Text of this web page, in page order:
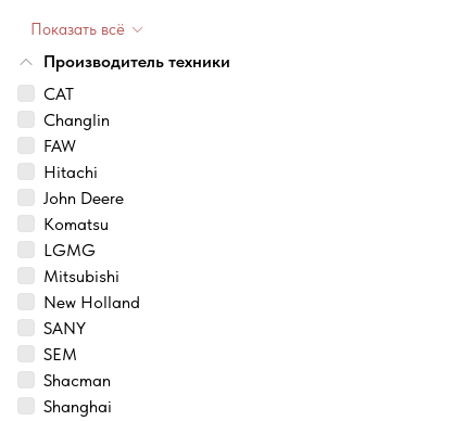
Показать всё
Производитель техники
CAT
Changlin
FAW
Hitachi
John Deere
Komatsu
LGMG
Mitsubishi
New Holland
SANY
SEM
Shacman
Shanghai